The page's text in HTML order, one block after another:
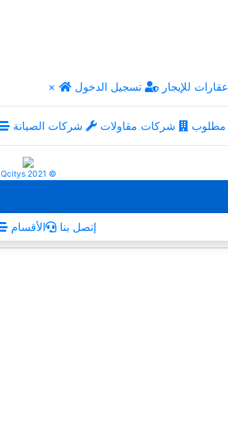
× عقارات للإيجار تسجيل الدخول
مطلوب شركات مقاولات شركات الصيانة
Qcitys 2021 ©
الأقسام إتصل بنا